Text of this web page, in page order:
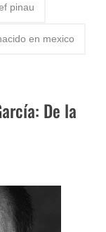
pinau
en mexico
De la